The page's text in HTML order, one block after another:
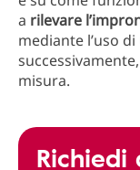
a rilevare
mediante l’uso
misura.